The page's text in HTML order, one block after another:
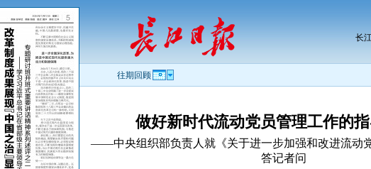
长
往期回顾
做好新时代流动党员管理工作的
——中央组织部负责人就《关于进一步加强和改进流动
答记者问